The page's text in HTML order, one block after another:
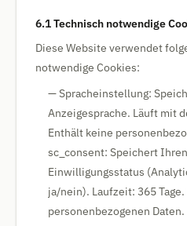
6.1 Technisch notwendige
Diese Website verwendet
notwendige Cookies:
— Spracheinstellung:
Anzeigesprache. Läuft mit
Enthält keine
sc_consent: Speichert
Einwilligungsstatus
ja/nein). Laufzeit: 365
personenbezogenen Daten.